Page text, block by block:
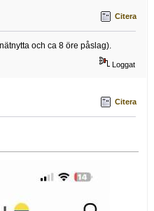
Citera
och ca 8 öre påslag).
Loggat
Citera